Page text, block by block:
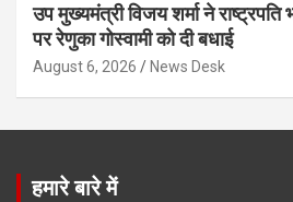
उप मुख्यमंत्री विजय शर्मा ने
पर रेणुका गोस्वामी को दी बधाई
August 6, 2026 News Desk
हमारे बारे में